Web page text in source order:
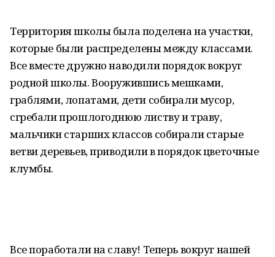
Территория школы была поделена на участки,
которые были распределены между классами.
Все вместе дружно наводили порядок вокруг
родной школы. Вооружившись мешками,
граблями, лопатами, дети собирали мусор,
сгребали прошлогоднюю листву и траву,
мальчики старших классов собирали старые
ветви деревьев, приводили в порядок цветочные
клумбы.
Все поработали на славу! Теперь вокруг нашей